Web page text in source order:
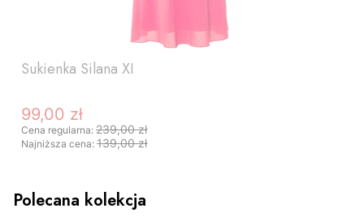
Sukienka Silana XI
Cena promocyjna
99,00 zł
Cena regularna: 239,00 zł
Najniższa cena: 139,00 zł
Polecana kolekcja